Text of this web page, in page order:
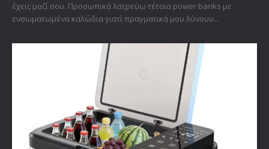
έχεις μαζί σου. Προσωπικά λατρεύω τέτοια power banks με
ενσωματωμένα καλώδια γιατί πραγματικά μου λύνουν...